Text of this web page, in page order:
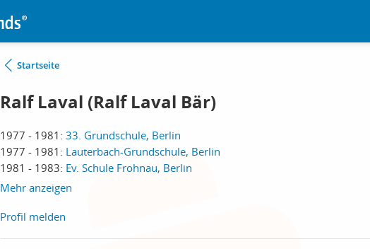
Startseite
Ralf Laval (Ralf Laval Bär)
1977 - 1981: 33. Grundschule, Berlin
1977 - 1981: Lauterbach-Grundschule, Berlin
1981 - 1983: Ev. Schule Frohnau, Berlin
Mehr anzeigen
Profil melden